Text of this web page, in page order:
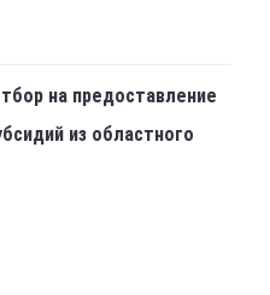
на предоставление
из областного